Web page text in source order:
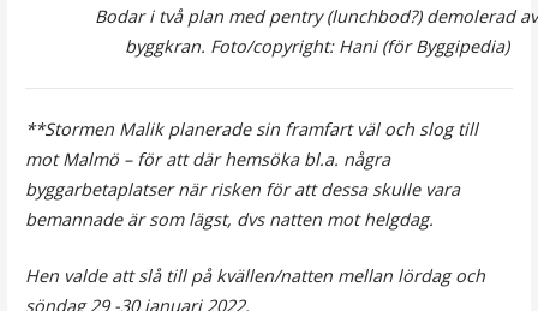
Bodar i två plan med pentry (lunchbod?) demolerad av
byggkran. Foto/copyright: Hani (för Byggipedia)
**Stormen Malik planerade sin framfart väl och slog till
mot Malmö – för att där hemsöka bl.a. några
byggarbetaplatser när risken för att dessa skulle vara
bemannade är som lägst, dvs natten mot helgdag.
Hen valde att slå till på kvällen/natten mellan lördag och
söndag 29 -30 januari 2022.